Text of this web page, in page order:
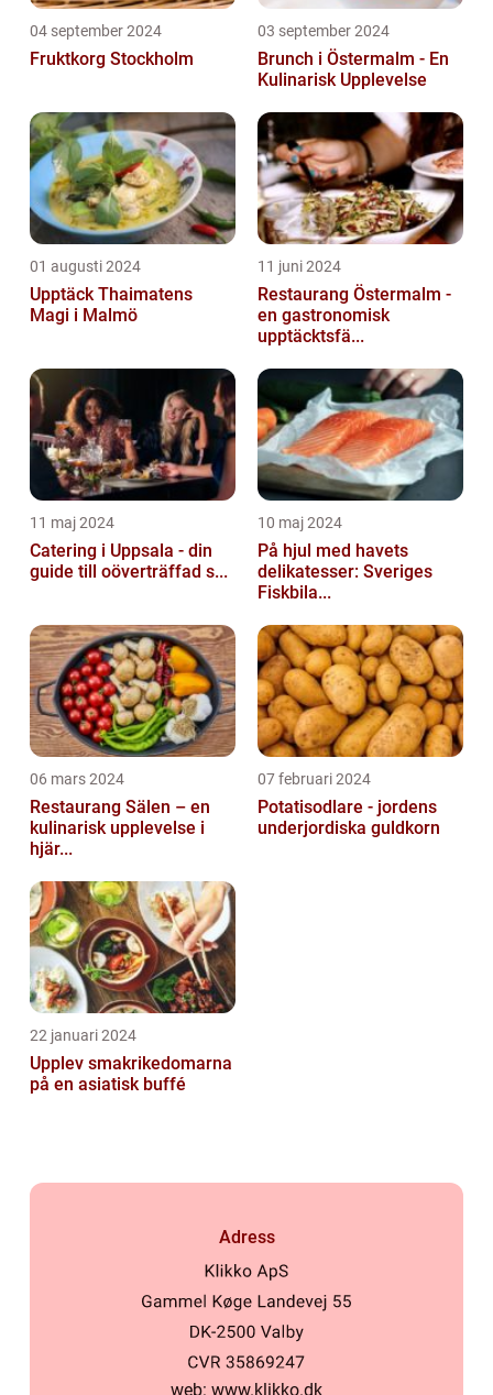
04 september 2024
Fruktkorg Stockholm
03 september 2024
Brunch i Östermalm - En
Kulinarisk Upplevelse
01 augusti 2024
Upptäck Thaimatens
Magi i Malmö
11 juni 2024
Restaurang Östermalm -
en gastronomisk
upptäcktsfä...
11 maj 2024
Catering i Uppsala - din
guide till oöverträffad s...
10 maj 2024
På hjul med havets
delikatesser: Sveriges
Fiskbila...
06 mars 2024
Restaurang Sälen – en
kulinarisk upplevelse i
hjär...
07 februari 2024
Potatisodlare - jordens
underjordiska guldkorn
22 januari 2024
Upplev smakrikedomarna
på en asiatisk buffé
Adress
web: www.klikko.dk